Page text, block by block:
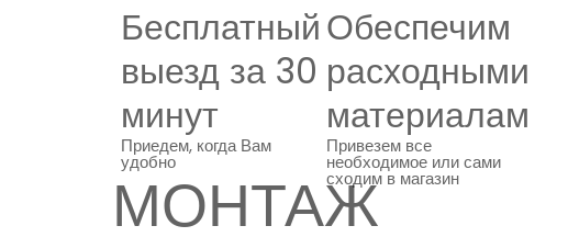
Бесплатный
выезд за 30
минут
Приедем, когда Вам
удобно
Обеспечим
расходными
материалам
Привезем все
необходимое или сами
сходим в магазин
МОНТАЖ